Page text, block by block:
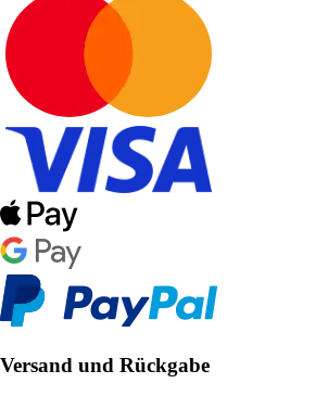
Versand und Rückgabe